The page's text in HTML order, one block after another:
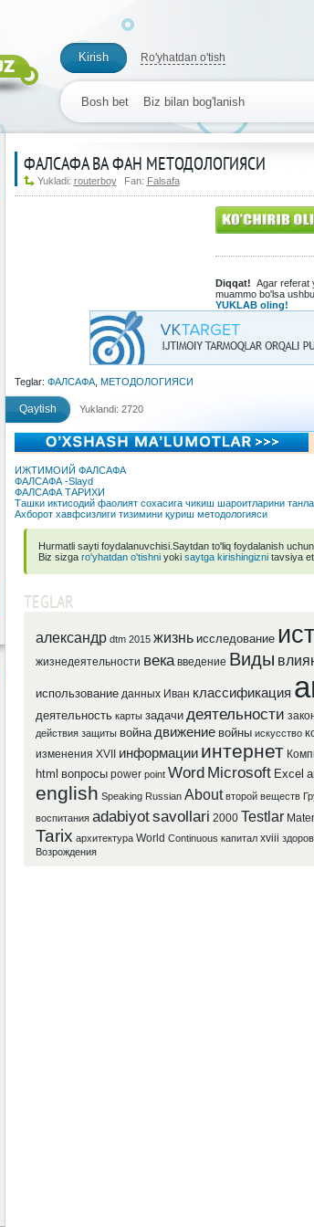
Kirish Ro'yhatdan o'tish
Bosh bet Biz bilan bog'lanish
ФАЛСАФА ВА ФАН МЕТОДОЛОГИЯСИ
Yukladi: routerboy Fan: Falsafa
Diqqat! Agar referat
muammo bo'lsa ushbu
YUKLAB oling!
Teglar: ФАЛСАФА, МЕТОДОЛОГИЯСИ
Qaytish Yuklandi: 2720
ИЖТИМОИЙ ФАЛСАФА
ФАЛСАФА -Slayd
ФАЛСАФА ТАРИХИ
Ташки иктисодий фаолият сохасига чикиш шароитларини
Ахборот хавфсизлиги тизимини қуриш методологияси
Hurmatli sayti foydalanuvchisi.Saytdan to'liq foydalanish uchun
Biz sizga ro'yhatdan o'tishniyoki saytga kirishingiznitavsiya
TEGLAR
александр dtm 2015 жизнь исследование
жизнедеятельности века введение Виды
использование данных Иван классификация
деятельность карты задачи деятельности
действия защиты война движение войны искусство
изменения XVII информации интернет
html вопросы power point Word Microsoft Excel
english Speaking Russian About второй веществ
воспитания adabiyotsavollari 2000 Testlar
Tarix архитектура World Continuous капитал xviii
Возрождения